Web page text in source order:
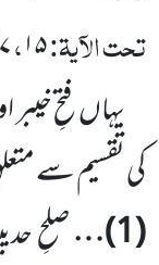
تحت الآیۃ:۱۵،۷ / ۲۱۶-۲۱۷
یہاںفتحِ
کی تقسیم سے
(
1
)…صلحِ